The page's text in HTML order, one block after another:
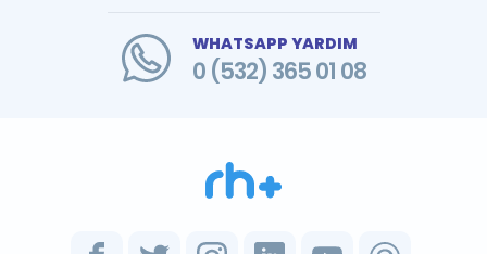
WHATSAPP YARDIM
0 (532) 365 01 08